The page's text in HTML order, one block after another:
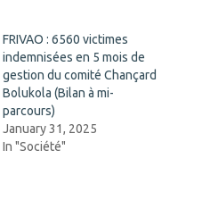
FRIVAO : 6560 victimes
indemnisées en 5 mois de
gestion du comité Chançard
Bolukola (Bilan à mi-
parcours)
January 31, 2025
In "Société"